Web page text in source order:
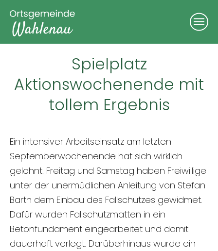
Spielplatz
Aktionswochenende mit
tollem Ergebnis
Ein intensiver Arbeitseinsatz am letzten
Septemberwochenende hat sich wirklich
gelohnt. Freitag und Samstag haben Freiwillige
unter der unermüdlichen Anleitung von Stefan
Barth dem Einbau des Fallschutzes gewidmet.
Dafür wurden Fallschutzmatten in ein
Betonfundament eingearbeitet und damit
dauerhaft verlegt. Darüberhinaus wurde ein